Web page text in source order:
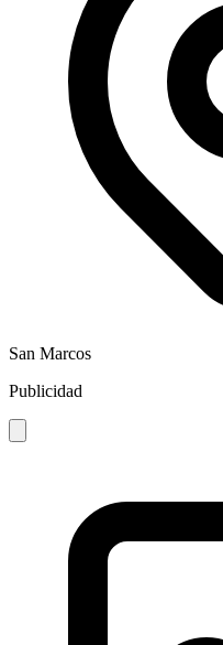
San Marcos
Publicidad